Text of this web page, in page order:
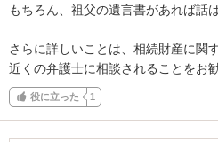
もちろん、祖父の遺言書があれば話
さらに詳しいことは、相続財産に関
近くの弁護士に相談されることをお
役に立った 1